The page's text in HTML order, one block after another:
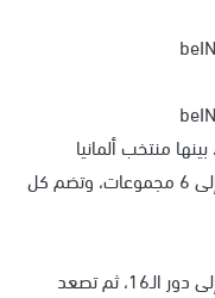
الأوروبية 24 منتخبا، بينها منتخب ألمانيا
مستضيف البطولة، تنقسم تلك المنتخبات إلى 6 مجموعات، وتضم كل
يتأهل أصحاب المركز الأول والثاني مباشرة إلى دور الـ16، ثم تصعد